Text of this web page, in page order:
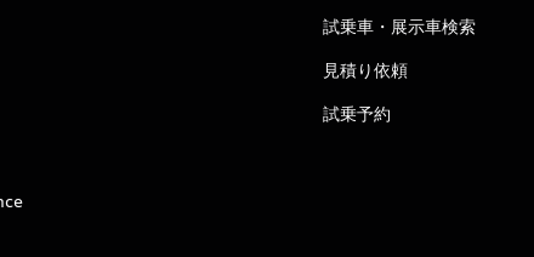
試乗車・展示車検索
見積り依頼
試乗予約